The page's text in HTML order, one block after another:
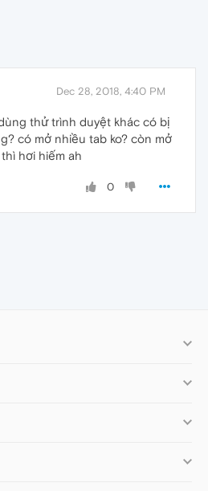
Dec 28, 2018, 4:40 PM
thử trình duyệt khác có bị
có mở nhiều tab ko? còn mở
hơi hiếm ah
0